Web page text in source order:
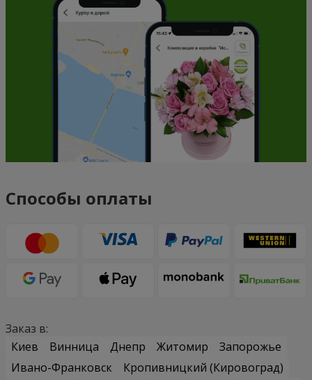
Способы оплаты
Заказ в:
Киев
Винница Днепр Житомир
Запорожье
Ивано-Франковск
Кропивницкий (Кировоград)